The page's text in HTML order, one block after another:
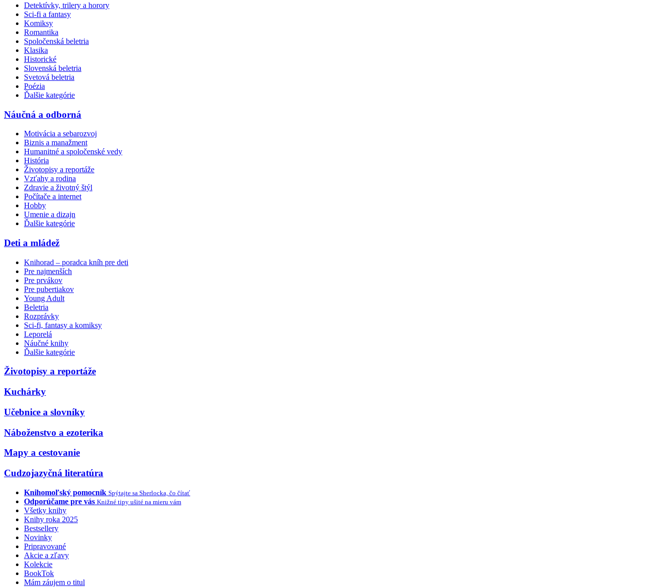
Detektívky, trilery a horory
Sci-fi a fantasy
Komiksy
Romantika
Spoločenská beletria
Klasika
Historické
Slovenská beletria
Svetová beletria
Poézia
Ďalšie kategórie
Náučná a odborná
Motivácia a sebarozvoj
Biznis a manažment
Humanitné a spoločenské vedy
História
Životopisy a reportáže
Vzťahy a rodina
Zdravie a životný štýl
Počítače a internet
Hobby
Umenie a dizajn
Ďalšie kategórie
Deti a mládež
Knihorad – poradca kníh pre deti
Pre najmenších
Pre prvákov
Pre pubertiakov
Young Adult
Beletria
Rozprávky
Sci-fi, fantasy a komiksy
Leporelá
Náučné knihy
Ďalšie kategórie
Životopisy a reportáže
Kuchárky
Učebnice a slovníky
Náboženstvo a ezoterika
Mapy a cestovanie
Cudzojazyčná literatúra
Knihomoľský pomocník Spýtajte sa Sherlocka, čo čítať
Odporúčame pre vás Knižné tipy ušité na mieru vám
Všetky knihy
Knihy roka 2025
Bestsellery
Novinky
Pripravované
Akcie a zľavy
Kolekcie
BookTok
Mám záujem o titul